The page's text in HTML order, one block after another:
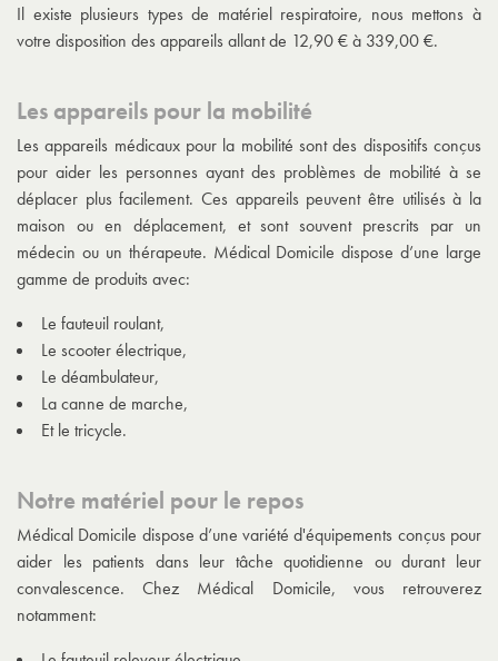
Il existe plusieurs types de matériel respiratoire, nous mettons à
votre disposition des appareils allant de 12,90 € à 339,00 €.
Les appareils pour la mobilité
Les appareils médicaux pour la mobilité sont des dispositifs conçus
pour aider les personnes ayant des problèmes de mobilité à se
déplacer plus facilement. Ces appareils peuvent être utilisés à la
maison ou en déplacement, et sont souvent prescrits par un
médecin ou un thérapeute. Médical Domicile dispose d’une large
gamme de produits avec:
Le fauteuil roulant,
Le scooter électrique,
Le déambulateur,
La canne de marche,
Et le tricycle.
Notre matériel pour le repos
Médical Domicile dispose d’une variété d'équipements conçus pour
aider les patients dans leur tâche quotidienne ou durant leur
convalescence. Chez Médical Domicile, vous retrouverez
notamment: